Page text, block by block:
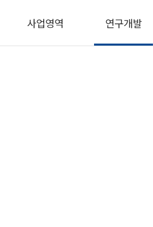
사업영역 연구개발